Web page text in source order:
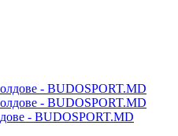
- BUDOSPORT.MD